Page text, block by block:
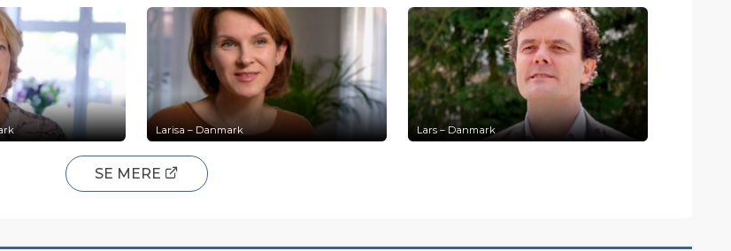
Larisa – Danmark Lars – Danmark
SE MERE